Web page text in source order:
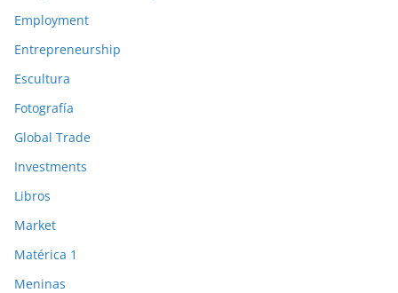
Employment
Entrepreneurship
Escultura
Fotografía
Global Trade
Investments
Libros
Market
Matérica 1
Meninas